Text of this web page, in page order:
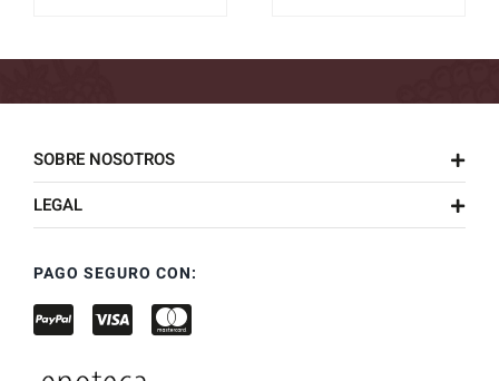
SOBRE NOSOTROS
LEGAL
PAGO SEGURO CON: